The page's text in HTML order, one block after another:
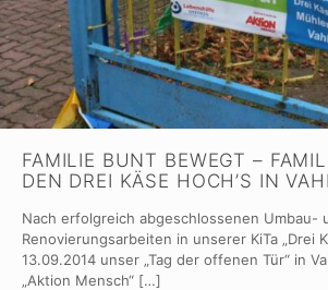
FAMILIE BUNT BEWEGT –
DEN DREI KÄSE HOCH’S IN
Nach erfolgreich abgeschlossenen Umbau-
Renovierungsarbeiten in unserer KiTa „Drei
13.09.2014 unser „Tag der offenen Tür“ in
„Aktion Mensch“ […]